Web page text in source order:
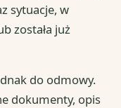
sytuacje, w
została już
do odmowy.
dokumenty, opis